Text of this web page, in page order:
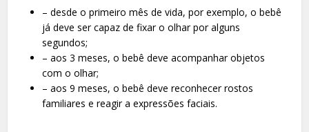
– desde o primeiro mês de vida, por exemplo, o bebê
já deve ser capaz de fixar o olhar por alguns
segundos;
– aos 3 meses, o bebê deve acompanhar objetos
com o olhar;
– aos 9 meses, o bebê deve reconhecer rostos
familiares e reagir a expressões faciais.